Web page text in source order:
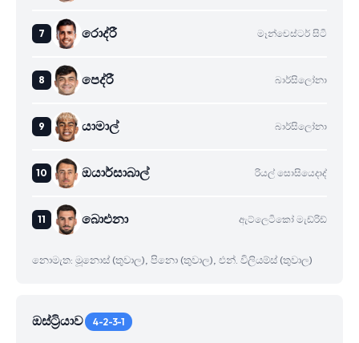
රොද්රී මෑන්චෙස්ටර් සිටි
පෙද්රී බාර්සිලෝනා
යාමාල් බාර්සිලෝනා
ඔයාර්සාබාල් රියල් සොසියෙදාද්
බාෙඑනා ඇට්ලෙටිකෝ මැඩ්රිඩ්
නොමැත: මූනොස් (තුවාල), පිනො (තුවාල), එන්. විලියම්ස් (තුවාල)
ඔස්ට්‍රියාව 4-2-3-1